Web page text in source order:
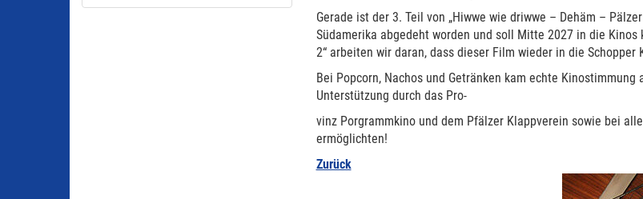
Gerade ist der 3. Teil von „Hiwwe wie driwwe – Dehäm –
Südamerika abgedeht worden und soll Mitte 2027 in die
2“ arbeiten wir daran, dass dieser Film wieder in die Schopper
Bei Popcorn, Nachos und Getränken kam echte
Unterstützung durch das Pro-
vinz Porgrammkino und dem Pfälzer Klappverein sowie bei
ermöglichten!
Zurück